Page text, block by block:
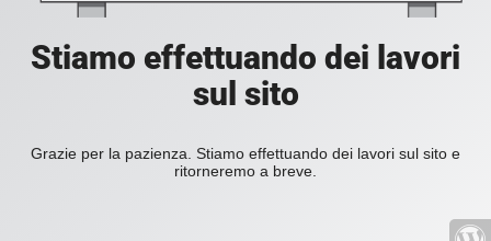
Stiamo effettuando dei lavori
sul sito
Grazie per la pazienza. Stiamo effettuando dei lavori sul sito e
ritorneremo a breve.